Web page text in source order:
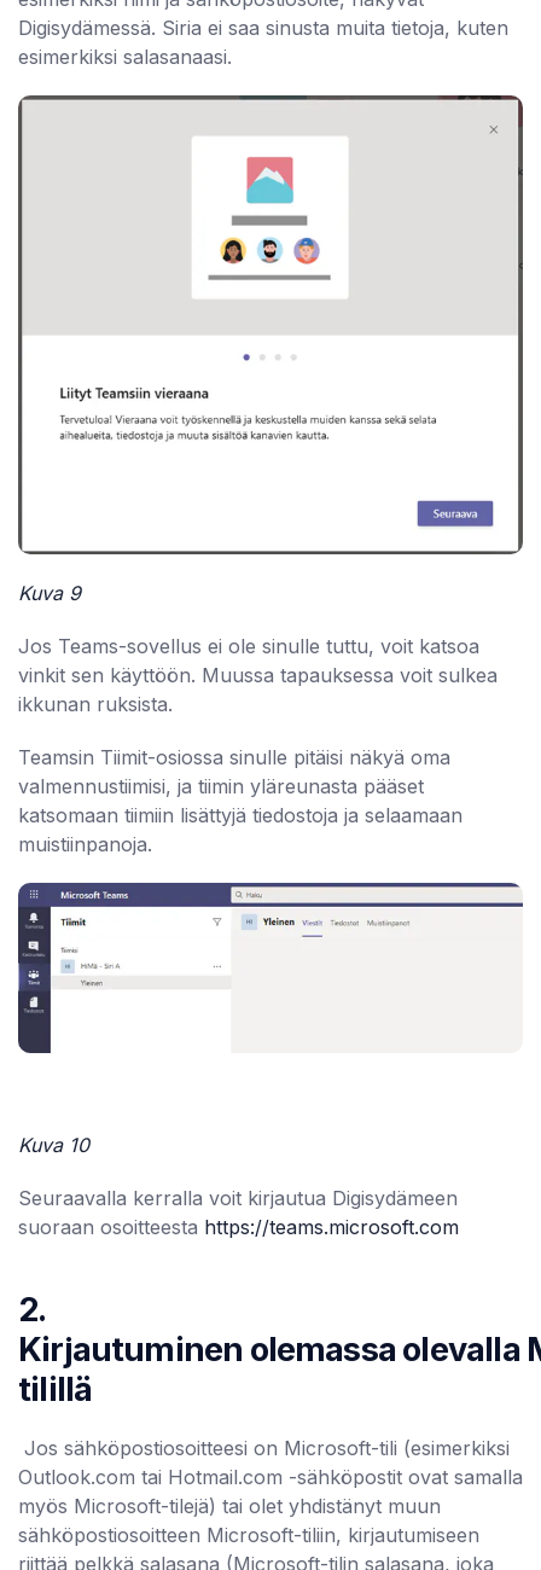
Digisydämessä. Siria ei saa sinusta muita tietoja, kuten
esimerkiksi salasanaasi.
Kuva 9
Jos Teams-sovellus ei ole sinulle tuttu, voit katsoa
vinkit sen käyttöön. Muussa tapauksessa voit sulkea
ikkunan ruksista.
Teamsin Tiimit-osiossa sinulle pitäisi näkyä oma
valmennustiimisi, ja tiimin yläreunasta pääset
katsomaan tiimiin lisättyjä tiedostoja ja selaamaan
muistiinpanoja.
Kuva 10
Seuraavalla kerralla voit kirjautua Digisydämeen
suoraan osoitteesta https://teams.microsoft.com
2.
Kirjautuminen olemassa olevalla
tilillä
Jos sähköpostiosoitteesi on Microsoft-tili (esimerkiksi
Outlook.com tai Hotmail.com -sähköpostit ovat samalla
myös Microsoft-tilejä) tai olet yhdistänyt muun
sähköpostiosoitteen Microsoft-tiliin, kirjautumiseen
riittää pelkkä salasana (Microsoft-tilin salasana, joka